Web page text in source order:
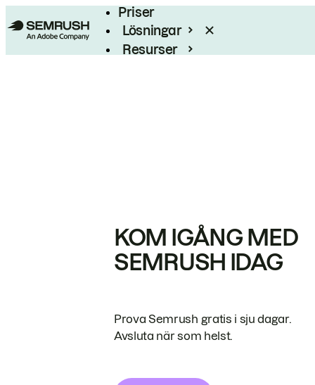
Priser
Lösningar
Resurser
KOM IGÅNG MED
SEMRUSH IDAG
Prova Semrush gratis i sju dagar.
Avsluta när som helst.